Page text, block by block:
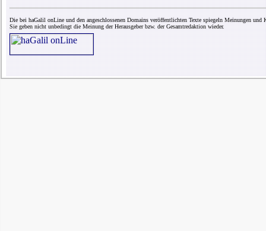
Die bei haGalil onLine und den angeschlossenen Domains veröffentlichten Texte spiegeln Meinungen und
Sie geben nicht unbedingt die Meinung der Herausgeber bzw. der Gesamtredaktion wieder.